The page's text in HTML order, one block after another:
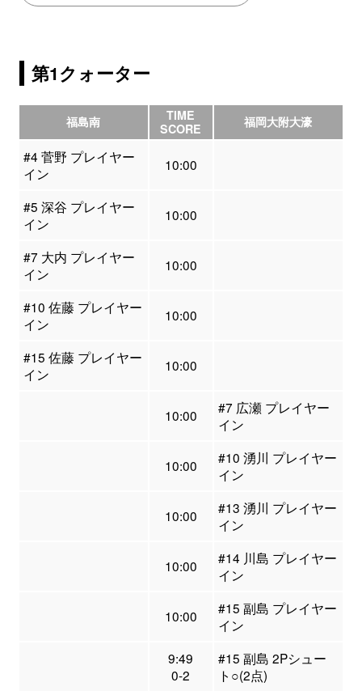
第1クォーター
福島南
TIME
SCORE
福岡大附大濠
#4 菅野 プレイヤー
イン
10:00
#5 深谷 プレイヤー
イン
10:00
#7 大内 プレイヤー
イン
10:00
#10 佐藤 プレイヤー
イン
10:00
#15 佐藤 プレイヤー
イン
10:00
10:00
#7 広瀬 プレイヤー
イン
10:00
#10 湧川 プレイヤー
イン
10:00
#13 湧川 プレイヤー
イン
10:00
#14 川島 プレイヤー
イン
10:00
#15 副島 プレイヤー
イン
9:49
0-2
#15 副島 2Pシュー
ト○(2点)